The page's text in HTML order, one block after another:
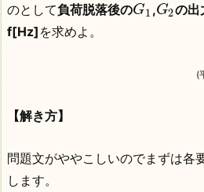
のとして負荷脱落後のG1 ,G2の
f[Hz] を求めよ。
(
【解き方】
問題文がややこしいのでまずは各
します。